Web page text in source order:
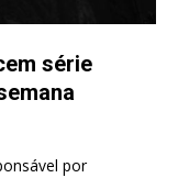
série
por